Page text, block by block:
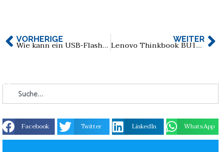
VORHERIGE Wie kann ein USB-Flash-Laufwerk mit dem Logo Ihres Unternehmens versehen werden? WEITER
Lenovo Thinkbook BU100 Dual-Interface USB-Flash-Laufwerk
Facebook Twitter LinkedIn WhatsApp